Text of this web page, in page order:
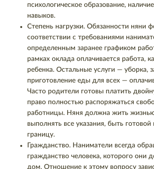
психологическое образование,
навыков.
Степень нагрузки. Обязанности няни
соответствии с требованиями
определенным заранее графиком
рамках оклада оплачивается работа,
ребенка. Остальные услуги — уборка,
приготовление еды для всех —
Часто родители готовы платить
право полностью распоряжаться
работницы. Няня должна жить
выполнять все указания, быть готовой
границу.
Гражданство. Наниматели всегда
гражданство человека, которого они
дом. Отношение к этому вопросу